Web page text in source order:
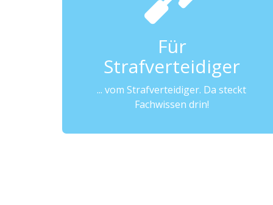
Für
Strafverteidiger
... vom Strafverteidiger. Da steckt
Fachwissen drin!